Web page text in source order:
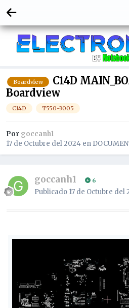
Boardview
C14D
Boardview
C14D T550-3005
Por goccanh1
17 de Octubre del 2024 en
goccanh1 6
Publicado 17 de Octubre del